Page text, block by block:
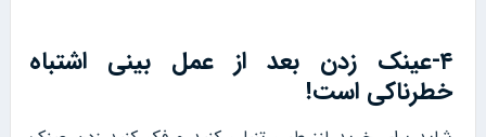
۴-عینک زدن بعد از عمل بینی اشتباه
خطرناکی است!